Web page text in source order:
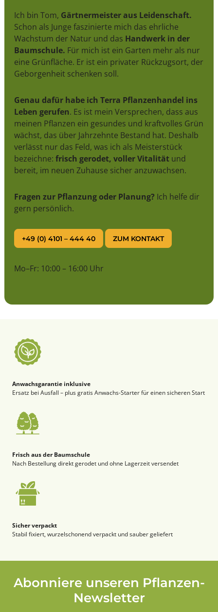
Ich bin Tom, Gärtnermeister aus Leidenschaft.
Schon als Junge faszinierte mich das ehrliche
Wachstum der Natur und das Handwerk in der
Baumschule. Für mich ist ein Garten mehr als nur
eine Grünfläche. Er ist ein privater Rückzugsort, der
Geborgenheit schenken soll.
Genau dafür habe ich Terra Pflanzenhandel ins
Leben gerufen. Es ist mein Versprechen, dass aus
meinen Pflanzen ein gesundes und kraftvolles Grün
wächst, das über Jahrzehnte Bestand hat. Deshalb
verlässt nur das Feld, was ich als Meisterstück
bezeichne: frisch gerodet, voller Vitalitätund
bereit, im neuen Zuhause sicher anzuwachsen.
Fragen zur Pflanzung oder Planung? Ich helfe dir
gern persönlich.
+49 (0) 4101 – 444 40 ZUM KONTAKT
Mo–Fr: 10:00 – 16:00 Uhr
Anwachsgarantie inklusive
Ersatz bei Ausfall – plus gratis Anwachs-Starter für einen sicheren Start
Frisch aus der Baumschule
Nach Bestellung direkt gerodet und ohne Lagerzeit versendet
Sicher verpackt
Stabil fixiert, wurzelschonend verpackt und sauber geliefert
Abonniere unseren Pflanzen-
Newsletter